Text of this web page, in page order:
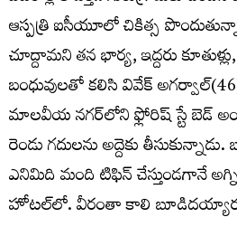
ఆస్ప‌త్రి ఐసీయూలో చికిత్స
చూద్దామ‌ని త‌న భార్య‌, ఇద్ద‌రు
బంధువుల‌తో క‌లిసి వివేక్
మాల‌వీయ న‌గ‌ర్‌లోని ఫ్లోరిష్ స్టే బెడ్
రెండు గ‌దుల‌ను అద్దెకు
ఎనిమిది మంది టిఫిన్ చేస్తుండ‌గానే
హోట‌ల్‌లో. వీరంతా కాలి